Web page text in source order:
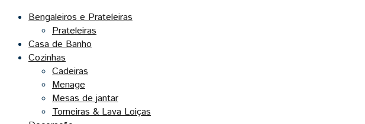
Bengaleiros e Prateleiras
Prateleiras
Casa de Banho
Cozinhas
Cadeiras
Menage
Mesas de jantar
Torneiras & Lava Loiças